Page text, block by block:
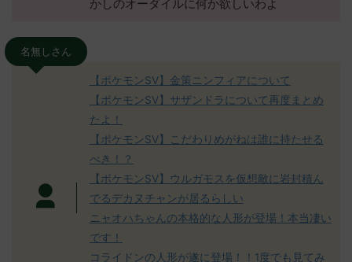
かしのオーダイルに何か欲しいわよ
名無しさん
【ポケモンSV】金策ニンフィアについて
【ポケモンSV】サザンドラについて再度まとめ
たよ！
【ポケモンSV】こだわりめがねは誰に持たせる
べき！？
【ポケモンSV】ウルガモスを仮想敵に岩封積ん
でるデカヌチャンが居るらしい
ニャオハちゃんの本格的な人形が登場！本当凄い
です！
コライドンの人形が遂に登場！！1度でも見てみ